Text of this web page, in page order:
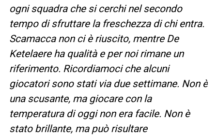
ogni squadra che si cerchi nel secondo
tempo di sfruttare la freschezza di chi entra.
Scamacca non ci è riuscito, mentre De
Ketelaere ha qualità e per noi rimane un
riferimento. Ricordiamoci che alcuni
giocatori sono stati via due settimane. Non è
una scusante, ma giocare con la
temperatura di oggi non era facile. Non è
stato brillante, ma può risultare